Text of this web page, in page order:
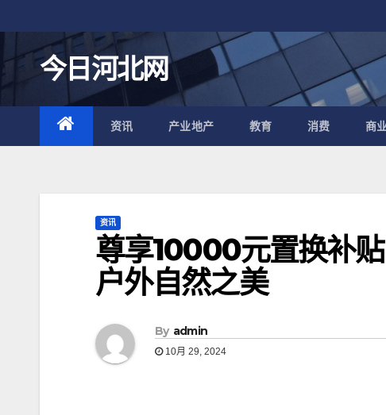
至
内
容
今日河北网
资讯 产业地产 教育 消费 商
资讯
尊享10000元置换补
户外自然之美
By admin
10月 29, 2024